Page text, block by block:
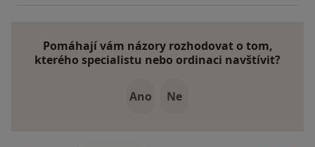
Pomáhají vám názory rozhodovat o tom,
kterého specialistu nebo ordinaci navštívit?
Ano Ne